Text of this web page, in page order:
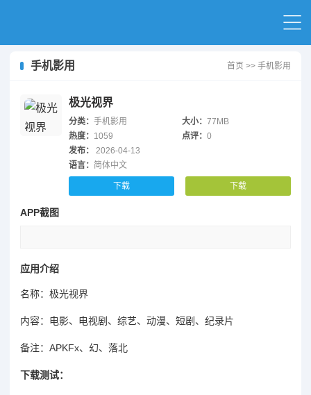
手机影用 首页 >> 手机影用
极光视界
分类： 手机影用 大小：77MB
热度： 1059 点评：0
发布：
2026-04-13
语言： 简体中文
下载 下载
APP截图
应用介绍
名称：极光视界
内容：电影、电视剧、综艺、动漫、短剧、纪录片
备注：APKFx、幻、落北
下载测试：